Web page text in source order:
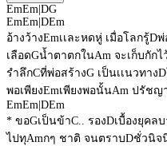
EmEm DG
EmEm DEm
อ้างว้างEmเเละหดหู่ เมื่อโลกรู้Dพ่
เลือดGน้ำตาตกในAm จะเก็บกักไ
รําลึกCที่พ่อสร้างG เป็นเเนวทางD
พอเพียงEmเพียงพอนั้นAm ปรัชญ
EmEm DEm
* ขอGเป็นข้าC.. รองDเบื้องยุคล
ไปทุAmกๆ ชาติ จนตราบDชั่วนิจ